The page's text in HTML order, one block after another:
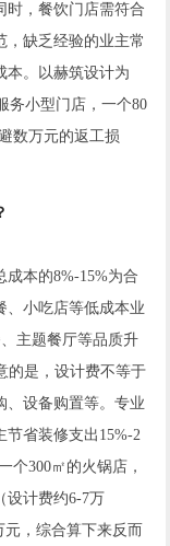
时，餐饮门店需符合
，缺乏经验的业主常
本。以赫筑设计为
务小型门店，一个80
数万元的返工损
本的8%-15%为合
、小吃店等低成本业
主题餐厅等品质升
的是，设计费不等于
、设备购置等。专业
节省装修支出15%-2
个300㎡的火锅店，
设计费约6-7万
，综合算下来反而